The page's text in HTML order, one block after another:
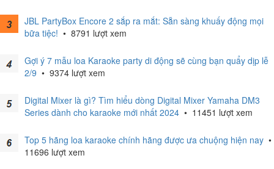
JBL PartyBox Encore 2 sắp ra mắt: Sẵn sàng khuấy động mọi
bữa tiệc! • 8791 lượt xem
Gợi ý 7 mẫu loa Karaoke party di động sẽ cùng bạn quẩy dịp lễ
2/9 • 9374 lượt xem
Digital Mixer là gì? Tìm hiểu dòng Digital Mixer Yamaha DM3
Series dành cho karaoke mới nhất 2024 • 11451 lượt xem
Top 5 hãng loa karaoke chính hãng được ưa chuộng hiện nay •
11696 lượt xem